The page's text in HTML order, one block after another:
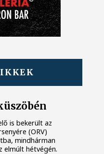
is bekerült az
(ORV)
mindhárman
hétvégén.